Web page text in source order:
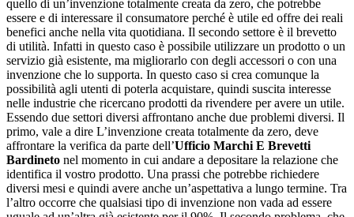
quello di un’invenzione totalmente creata da zero, che potrebbe
essere e di interessare il consumatore perché è utile ed offre dei reali
benefici anche nella vita quotidiana. Il secondo settore è il brevetto
di utilità. Infatti in questo caso è possibile utilizzare un prodotto o un
servizio già esistente, ma migliorarlo con degli accessori o con una
invenzione che lo supporta. In questo caso si crea comunque la
possibilità agli utenti di poterla acquistare, quindi suscita interesse
nelle industrie che ricercano prodotti da rivendere per avere un utile.
Essendo due settori diversi affrontano anche due problemi diversi. Il
primo, vale a dire L’invenzione creata totalmente da zero, deve
affrontare la verifica da parte dell’Ufficio Marchi E Brevetti
Bardineto nel momento in cui andare a depositare la relazione che
identifica il vostro prodotto. Una prassi che potrebbe richiedere
diversi mesi e quindi avere anche un’aspettativa a lungo termine. Tra
l’altro occorre che qualsiasi tipo di invenzione non vada ad essere